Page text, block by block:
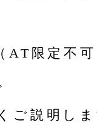
AT限定不
ご説明し